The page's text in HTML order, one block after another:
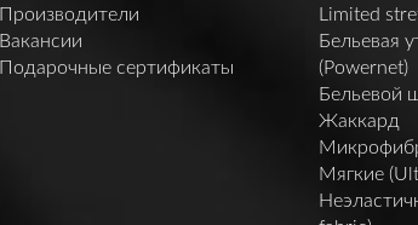
Производители
Вакансии
Подарочные сертификаты
Limited
Бельевая
(Powernet)
Бельевой
Жаккард
Мягкие